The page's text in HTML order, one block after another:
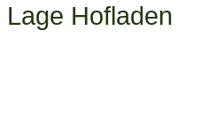
Lage Hofladen